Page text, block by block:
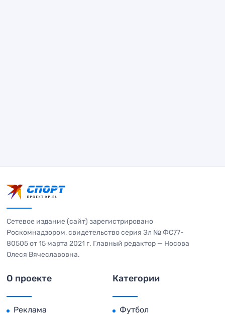
Сетевое издание (сайт) зарегистрировано
Роскомнадзором, свидетельство серия Эл № ФС77-
80505 от 15 марта 2021 г. Главный редактор — Носова
Олеся Вячеславовна.
О проекте
Реклама
Категории
Футбол